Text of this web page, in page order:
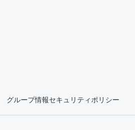
グループ情報セキュリティポリシー